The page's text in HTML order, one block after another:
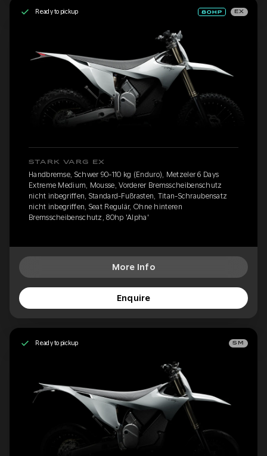
Ready to pickup EX
STARK VARG EX
Handbremse, Schwer 90-110 kg (Enduro), Metzeler 6 Days
Extreme Medium, Mousse, Vorderer Bremsscheibenschutz
nicht inbegriffen, Standard-Fußrasten, Titan-Schraubensatz
nicht inbegriffen, Seat Regulär, Ohne hinteren
Bremsscheibenschutz, 80hp 'Alpha'
More Info
Enquire
Ready to pickup SM